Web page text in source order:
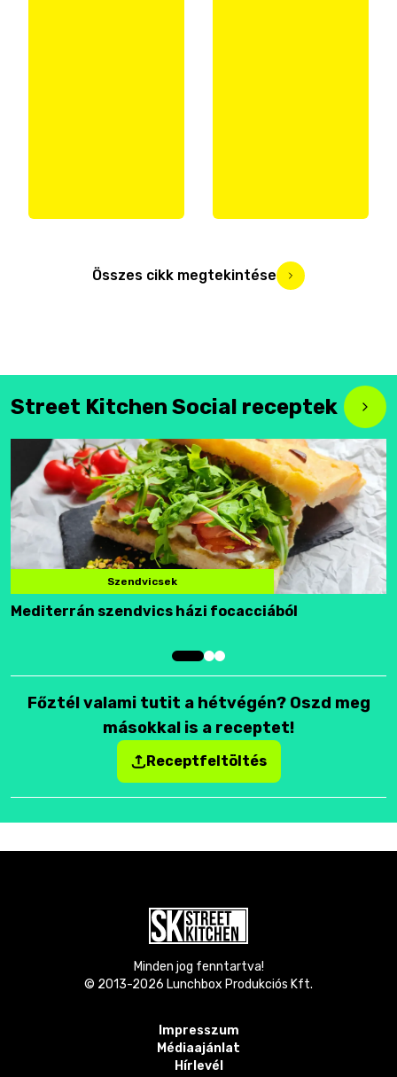
Összes cikk megtekintése
Street Kitchen Social receptek
Szendvicsek
Mediterrán szendvics házi focacciából
Főztél valami tutit a hétvégén? Oszd meg
másokkal is a receptet!
Receptfeltöltés
Minden jog fenntartva!
© 2013-2026 Lunchbox Produkciós Kft.
Impresszum
Médiaajánlat
Hírlevél